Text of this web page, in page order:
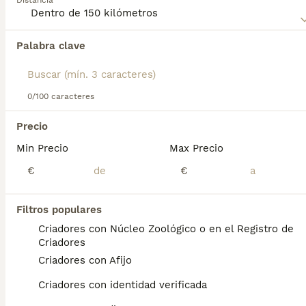
Palabra clave
0/100 caracteres
Precio
Min Precio
€
Max Precio
€
Filtros populares
Criadores con Núcleo Zoológico o en el Registro de
Criadores
Criadores con Afijo
Criadores con identidad verificada
información sobre esta raza de perro.
Encontramos 0 Münsterlander Grande
Montalbán, Toledo.
Si deseas exactamente esta búsqueda guarda tu
¿Cómo es un perro Gran
Danés?
Aspecto del gran danés Pese a su